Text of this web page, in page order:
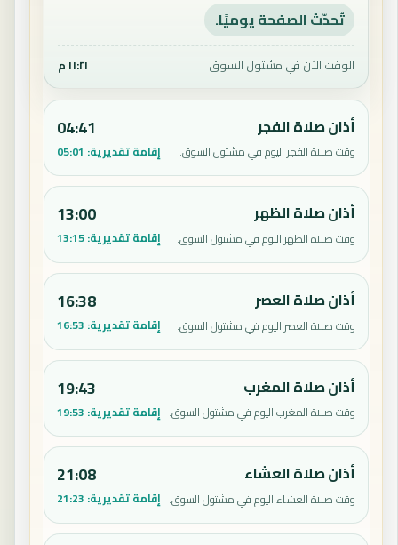
تُحدّث الصفحة يوميًا.
الوقت الآن في مشتول السوق ١١:٢١ م
أذان صلاة الفجر
وقت صلاة الفجر اليوم في مشتول السوق.
04:41
إقامة تقديرية: 05:01
أذان صلاة الظهر
وقت صلاة الظهر اليوم في مشتول السوق.
13:00
إقامة تقديرية:13:15
أذان صلاة العصر
وقت صلاة العصر اليوم في مشتول السوق.
16:38
إقامة تقديرية: 16:53
أذان صلاة المغرب
وقت صلاة المغرب اليوم في مشتول السوق.
19:43
إقامة تقديرية: 19:53
أذان صلاة العشاء
وقت صلاة العشاء اليوم في مشتول السوق.
21:08
إقامة تقديرية: 21:23